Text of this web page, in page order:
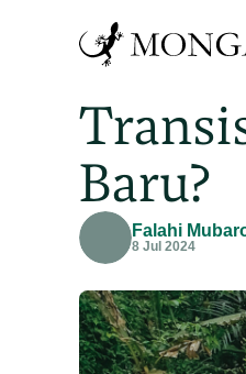
Baru?
Falahi
8 Jul 2024